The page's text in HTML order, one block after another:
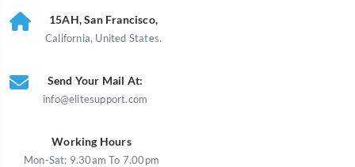
15AH, San Francisco,
California, United States.
Send Your Mail At:
info@elitesupport.com
Working Hours
Mon-Sat: 9.30am To 7.00pm